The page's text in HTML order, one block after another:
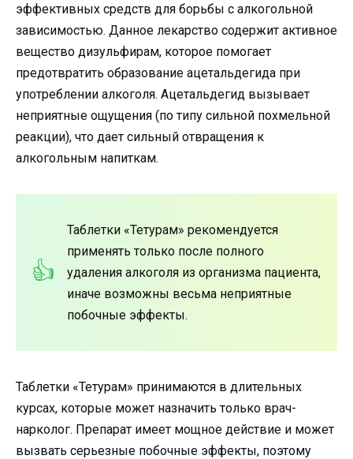
эффективных средств для борьбы с алкогольной
зависимостью. Данное лекарство содержит активное
вещество дизульфирам, которое помогает
предотвратить образование ацетальдегида при
употреблении алкоголя. Ацетальдегид вызывает
неприятные ощущения (по типу сильной похмельной
реакции), что дает сильный отвращения к
алкогольным напиткам.
Таблетки «Тетурам» рекомендуется
применять только после полного
удаления алкоголя из организма пациента,
иначе возможны весьма неприятные
побочные эффекты.
Таблетки «Тетурам» принимаются в длительных
курсах, которые может назначить только врач-
нарколог. Препарат имеет мощное действие и может
вызвать серьезные побочные эффекты, поэтому